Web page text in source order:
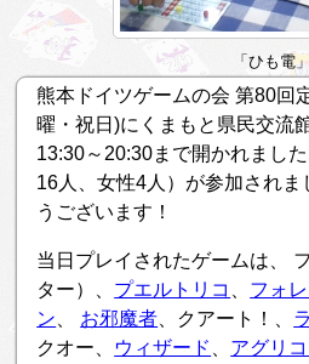
「ひも電
熊本ドイツゲームの会 第80回
曜・祝日)にくまもと県民交流
13:30～20:30まで開かれまし
16人、女性4人）が参加されま
うございます！
当日プレイされたゲームは、
ター）、 プエルトリコ フォ
ン
お邪魔者 、クアート！、
クオー、
ウィザード アグリ